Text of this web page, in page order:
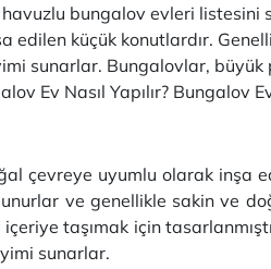
bungalov evleri listesini
edilen küçük konutlardır.
sunarlar. Bungalovlar, büyük
Ev Nasıl Yapılır? Bungalov
çevreye uyumlu olarak inşa
ve genellikle sakin ve
taşımak için
sunarlar.